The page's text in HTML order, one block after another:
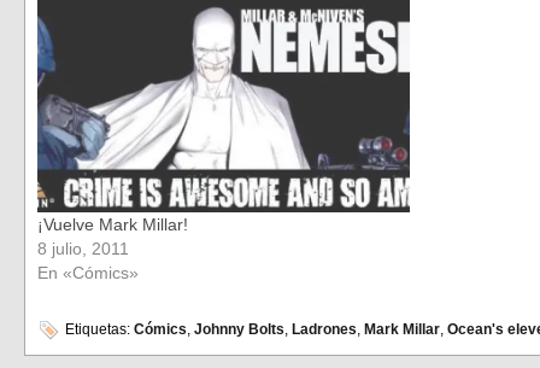
¡Vuelve Mark Millar!
8 julio, 2011
En «Cómics»
Etiquetas: Cómics, Johnny Bolts, Ladrones, Mark Millar, Ocean's